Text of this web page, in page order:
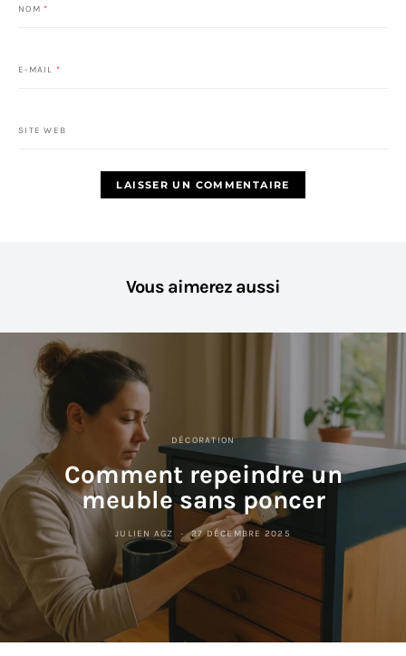
NOM *
E-MAIL *
SITE WEB
Vous aimerez aussi
DÉCORATION
Comment repeindre un
meuble sans poncer
JULIEN AGZ 27 DÉCEMBRE 2025